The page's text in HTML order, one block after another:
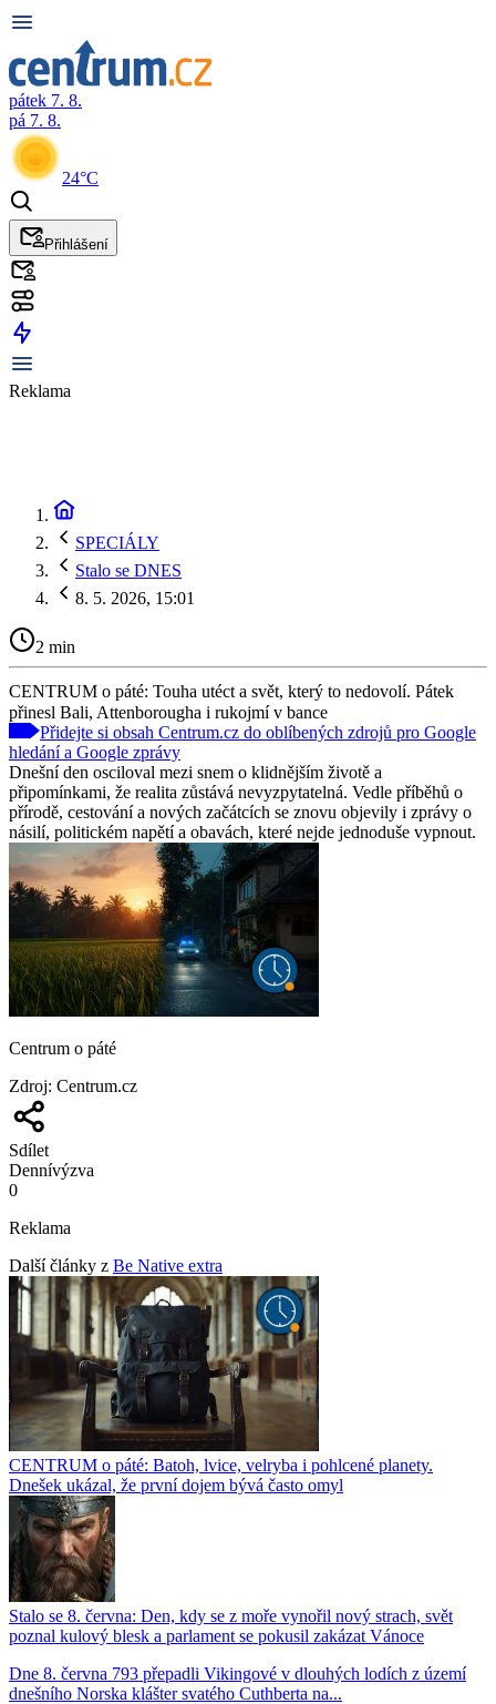
pátek 7. 8.
pá 7. 8.
24°C
Přihlášení
Reklama
SPECIÁLY
Stalo se DNES
8. 5. 2026, 15:01
2 min
CENTRUM o páté: Touha utéct a svět, který to nedovolí. Pátek
přinesl Bali, Attenborougha i rukojmí v bance
Přidejte si obsah Centrum.cz do oblíbených zdrojů pro Google
hledání a Google zprávy
Dnešní den osciloval mezi snem o klidnějším životě a
připomínkami, že realita zůstává nevyzpytatelná. Vedle příběhů o
přírodě, cestování a nových začátcích se znovu objevily i zprávy o
násilí, politickém napětí a obavách, které nejde jednoduše vypnout.
Centrum o páté
Zdroj: Centrum.cz
Sdílet
Dennívýzva
0
Reklama
Další články z Be Native extra
CENTRUM o páté: Batoh, lvice, velryba i pohlcené planety.
Dnešek ukázal, že první dojem bývá často omyl
Stalo se 8. června: Den, kdy se z moře vynořil nový strach, svět
poznal kulový blesk a parlament se pokusil zakázat Vánoce
Dne 8. června 793 přepadli Vikingové v dlouhých lodích z území
dnešního Norska klášter svatého Cuthberta na...